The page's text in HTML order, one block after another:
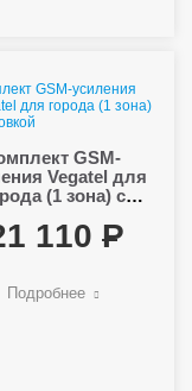
GSM-
Vegatel для
(1 зона) с
110
Подробнее